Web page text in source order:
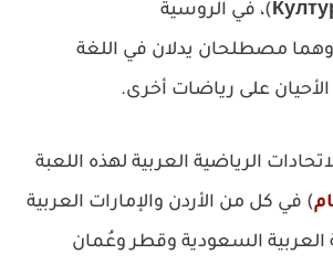
)، في الروسية
وهما مصطلحان يدلان في اللغة
على رياضات أخرى.
الرياضية العربية لهذه اللعبة
) في كل من الأردن والإمارات العربية
العربية السعودية وقطر وعُمان